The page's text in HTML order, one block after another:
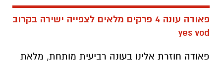
פאודה עונה 4 פרקים מלאים לצפייה ישירה בקרוב
yes vod
פאודה חוזרת אלינו בעונה רביעית מותחת, מלאת